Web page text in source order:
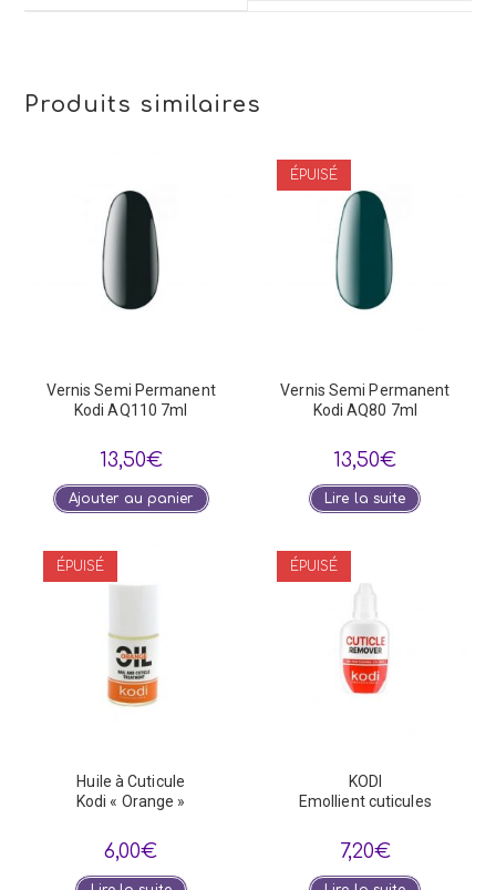
Produits similaires
Vernis Semi Permanent
Kodi AQ110 7ml
13,50€
Ajouter au panier
ÉPUISÉ
Vernis Semi Permanent
Kodi AQ80 7ml
13,50€
Lire la suite
ÉPUISÉ
Huile à Cuticule
Kodi « Orange »
6,00€
ÉPUISÉ
KODI
Emollient cuticules
7,20€